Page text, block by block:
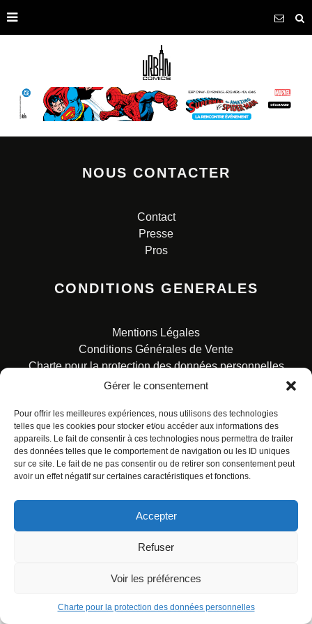
Gérer le consentement
Pour offrir les meilleures expériences, nous utilisons des technologies
telles que les cookies pour stocker et/ou accéder aux informations des
appareils. Le fait de consentir à ces technologies nous permettra de traiter
des données telles que le comportement de navigation ou les ID uniques
sur ce site. Le fait de ne pas consentir ou de retirer son consentement peut
avoir un effet négatif sur certaines caractéristiques et fonctions.
Accepter
Refuser
Voir les préférences
Charte pour la protection des données personnelles
NOUS CONTACTER
Contact
Presse
Pros
CONDITIONS GENERALES
Mentions Légales
Conditions Générales de Vente
Charte pour la protection des données personnelles
© ALL RIGHTS RESERVED. URBAN COMICS POUR LES
ÉDITIONS FRANÇAISES.